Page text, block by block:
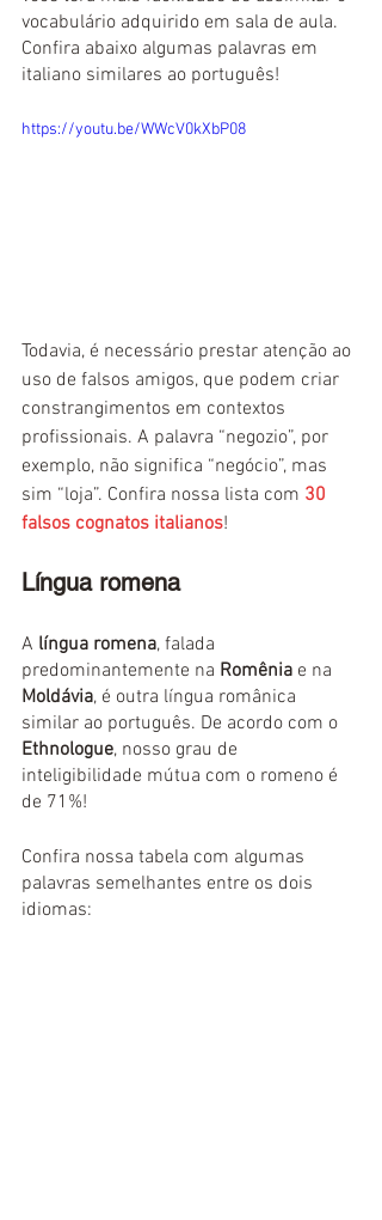
vocabulário adquirido em sala de aula.
Confira abaixo algumas palavras em
italiano similares ao português!
https://youtu.be/WWcV0kXbP08
Todavia, é necessário prestar atenção ao
uso de falsos amigos, que podem criar
constrangimentos em contextos
profissionais. A palavra “negozio”, por
exemplo, não significa “negócio”, mas
sim “loja”. Confira nossa lista com 30
falsos cognatos italianos!
Língua romena
A língua romena, falada
predominantemente na Romênia e na
Moldávia, é outra língua românica
similar ao português. De acordo com o
Ethnologue, nosso grau de
inteligibilidade mútua com o romeno é
de 71%!
Confira nossa tabela com algumas
palavras semelhantes entre os dois
idiomas: